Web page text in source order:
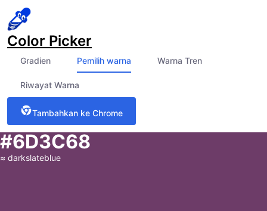
Color Picker
Gradien Pemilih warna Warna Tren
Riwayat Warna
Tambahkan ke Chrome
#6D3C68
≈ darkslateblue